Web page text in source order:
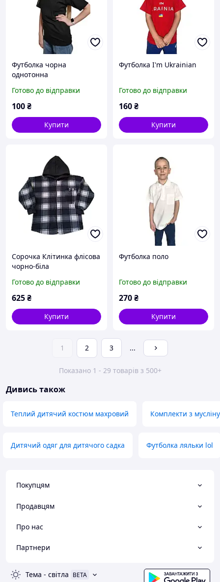
Футболка чорна
однотонна
Готово до відправки
100₴
Купити
Футболка I'm Ukrainian
Готово до відправки
160₴
Купити
Сорочка Клітинка флісова
чорно-біла
Готово до відправки
625₴
Купити
Футболка поло
Готово до відправки
270₴
Купити
1 2 3 ...
Показано 1 - 29 товарів з 500+
Дивись також
Теплий дитячий костюм махровий Комплекти з
Дитячий одяг для дитячого садка Футболка ляльки lol
Покупцям
Продавцям
Про нас
Партнери
Тема - світла BETA